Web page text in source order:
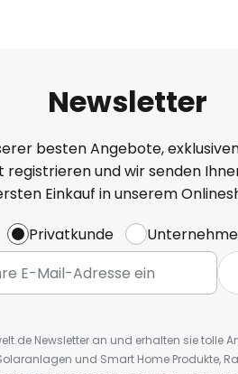
Newsletter
besten Angebote,
und wir senden
Einkauf in unserem
Privatkunde
Newsletter an und erhalten sie tolle
und Smart Home Produkte,